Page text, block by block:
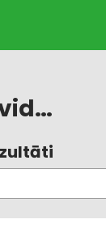
Reklāma: vides